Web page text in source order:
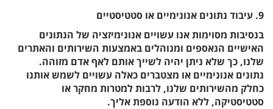
9. עיבוד נתונים אנונימיים או סטטיסטיים
בנסיבות מסוימות אנו עשויים אנונימיזציה של הנתונים
האישיים הנאספים ומנוהלים באמצעות השירותים והאתרים
שלנו, כך שלא ניתן יהיה לשייך אותם לאף אדם מזוהה.
נתונים אנונימיים או מצטברים כאלה עשויים לשמש אותנו
כחלק מהשירותים שלנו, לרבות למטרות מחקר או
סטטיסטיקה, ללא הודעה נוספת אליך.